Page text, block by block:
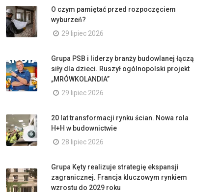
O czym pamiętać przed rozpoczęciem
wyburzeń?
29 lipiec 2026
Grupa PSB i liderzy branży budowlanej łączą
siły dla dzieci. Ruszył ogólnopolski projekt
„MRÓWKOLANDIA”
29 lipiec 2026
20 lat transformacji rynku ścian. Nowa rola
H+H w budownictwie
28 lipiec 2026
Grupa Kęty realizuje strategię ekspansji
zagranicznej. Francja kluczowym rynkiem
wzrostu do 2029 roku